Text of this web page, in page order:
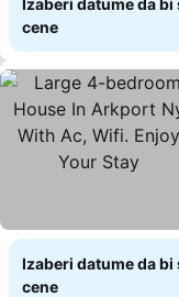
Izaberi datume da
cene
Izaberi datume da
cene